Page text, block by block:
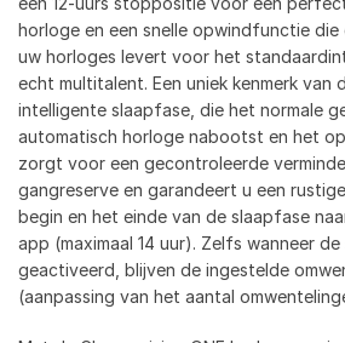
horloge en een snelle opwindfunctie die
uw horloges levert voor het
echt multitalent. Een uniek kenmerk van
intelligente slaapfase, die het normale
automatisch horloge nabootst en het
zorgt voor een gecontroleerde
gangreserve en garandeert u een
begin en het einde van de slaapfase
app (maximaal 14 uur). Zelfs wanneer
geactiveerd, blijven de ingestelde
(aanpassing van het aantal